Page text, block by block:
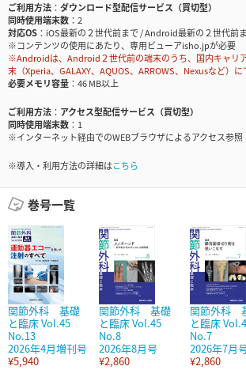
ご利用方法
ダウンロード型配信サービス（買切型）
同時使用端末数
2
対応OS
iOS最新の２世代前まで / Android最新の２世代前
※コンテンツの使用にあたり、専用ビューアisho.jpが必要
※Androidは、Android２世代前の端末のうち、国内キャリ
末（Xperia、GALAXY、AQUOS、ARROWS、Nexusなど）
必要メモリ容量
46 MB以上
ご利用方法
アクセス型配信サービス（買切型）
同時使用端末数
1
※インターネット経由でのWEBブラウザによるアクセス参照
※導入・利用方法の詳細はこちら
巻号一覧
関節外科 基礎
と臨床 Vol.45
No.13
2026年4月増刊号
¥5,940
関節外科 基礎
と臨床 Vol.45
No.8
2026年8月号
¥2,860
関節外科
と臨床
No.7
2026年7月
¥2,860